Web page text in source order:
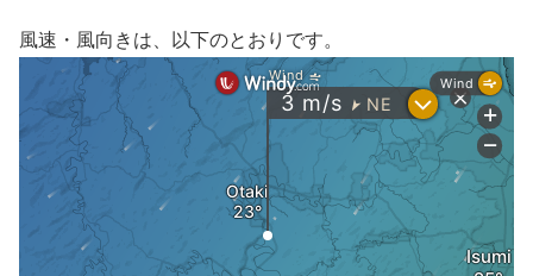
風速・風向きは、以下のとおりです。